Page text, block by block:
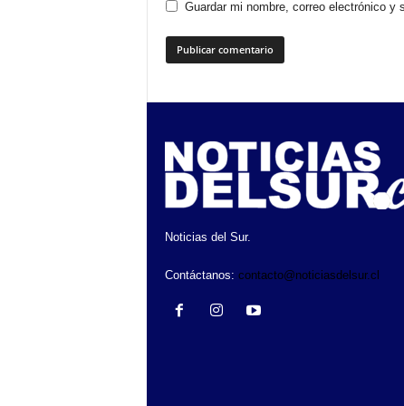
Guardar mi nombre, correo electrónico y
Noticias del Sur.
Contáctanos: contacto@noticiasdelsur.cl